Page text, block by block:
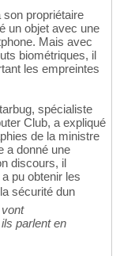
propriétaire
un objet avec une
Mais avec
biométriques, il
les empreintes
spécialiste
Club, a expliqué
de la ministre
a donné une
discours, il
pu obtenir les
sécurité dun
parlent en